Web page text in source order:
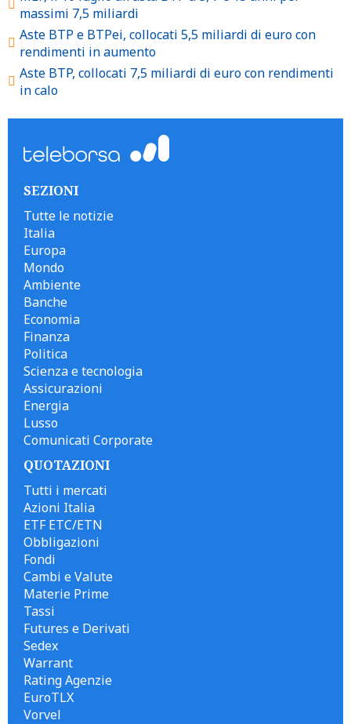
massimi 7,5 miliardi
Aste BTP e BTPei, collocati 5,5 miliardi di euro con
rendimenti in aumento
Aste BTP, collocati 7,5 miliardi di euro con rendimenti
in calo
SEZIONI
Tutte le notizie
Italia
Europa
Mondo
Ambiente
Banche
Economia
Finanza
Politica
Scienza e tecnologia
Assicurazioni
Energia
Lusso
Comunicati Corporate
QUOTAZIONI
Tutti i mercati
Azioni Italia
ETF ETC/ETN
Obbligazioni
Fondi
Cambi e Valute
Materie Prime
Tassi
Futures e Derivati
Sedex
Warrant
Rating Agenzie
EuroTLX
Vorvel